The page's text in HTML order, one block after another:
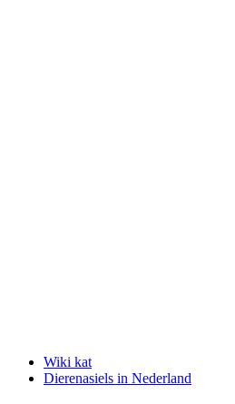
Wiki kat
Dierenasiels in Nederland